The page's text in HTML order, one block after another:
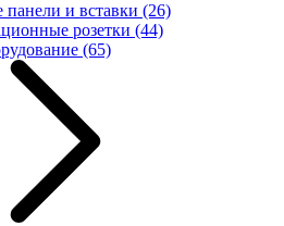
и вставки (26)
розетки (44)
(65)